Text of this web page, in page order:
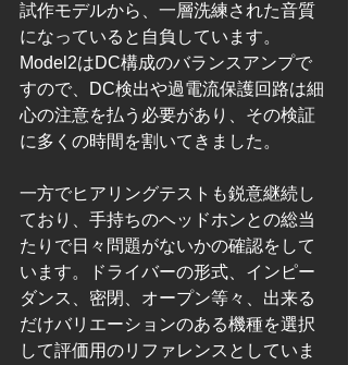
試作モデルから、一層洗練された音質
になっていると自負しています。
Model2はDC構成のバランスアンプで
すので、DC検出や過電流保護回路は細
心の注意を払う必要があり、その検証
に多くの時間を割いてきました。
一方でヒアリングテストも鋭意継続し
ており、手持ちのヘッドホンとの総当
たりで日々問題がないかの確認をして
います。ドライバーの形式、インピー
ダンス、密閉、オープン等々、出来る
だけバリエーションのある機種を選択
して評価用のリファレンスとしていま